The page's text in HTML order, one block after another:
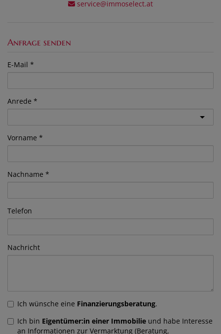
service@immoselect.at
Anfrage senden
E-Mail
Anrede
Vorname
Nachname
Telefon
Nachricht
Ich wünsche eine Finanzierungsberatung.
Ich bin Eigentümer:in einer Immobilie und habe Interesse
an Informationen zur Vermarktung (Beratung,